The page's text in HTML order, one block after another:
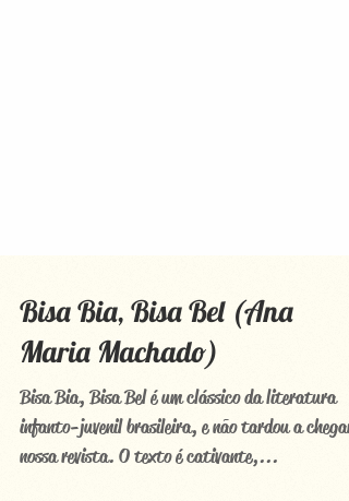
Bisa Bia, Bisa Bel (Ana
Maria Machado)
Bisa Bia, Bisa Bel é um clássico da literatura
infanto-juvenil brasileira, e não tardou a chegar